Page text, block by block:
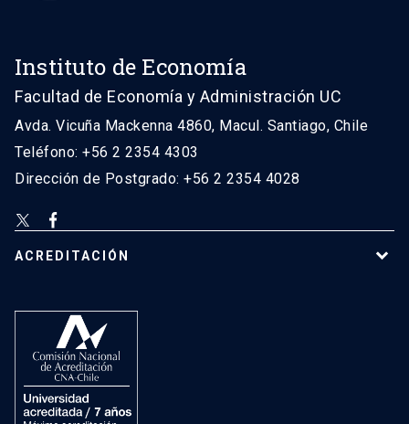
Instituto de Economía
Facultad de Economía y Administración UC
Avda. Vicuña Mackenna 4860, Macul. Santiago, Chile
Teléfono: +56 2 2354 4303
Dirección de Postgrado: +56 2 2354 4028
ACREDITACIÓN